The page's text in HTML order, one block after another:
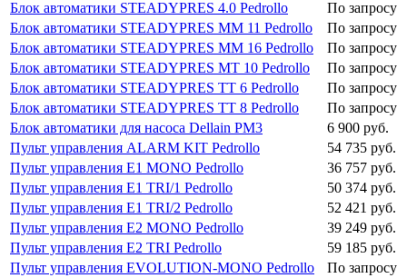
Блок автоматики STEADYPRES 4.0 Pedrollo
По запросу
Блок автоматики STEADYPRES MM 11 Pedrollo
По запросу
Блок автоматики STEADYPRES MM 16 Pedrollo
По запросу
Блок автоматики STEADYPRES MT 10 Pedrollo
По запросу
Блок автоматики STEADYPRES TT 6 Pedrollo
По запросу
Блок автоматики STEADYPRES TT 8 Pedrollo
По запросу
Блок автоматики для насоса Dellain PM3
6 900 руб.
Пульт управления ALARM KIT Pedrollo
54 735 руб.
Пульт управления E1 MONO Pedrollo
36 757 руб.
Пульт управления E1 TRI/1 Pedrollo
50 374 руб.
Пульт управления E1 TRI/2 Pedrollo
52 421 руб.
Пульт управления E2 MONO Pedrollo
39 249 руб.
Пульт управления E2 TRI Pedrollo
59 185 руб.
Пульт управления EVOLUTION-MONO Pedrollo
По запросу